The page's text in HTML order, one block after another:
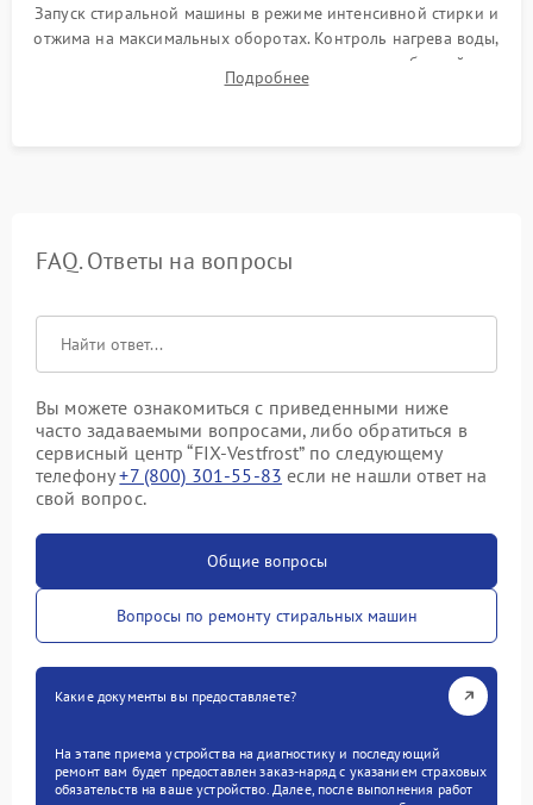
Запуск стиральной машины в режиме интенсивной стирки и
отжима на максимальных оборотах. Контроль нагрева воды,
корректности слива, отсутствия излишних вибраций,
посторонних стуков и протечек под корпусом.
Подробнее
FAQ. Ответы на вопросы
Вы можете ознакомиться с приведенными ниже
часто задаваемыми вопросами, либо обратиться в
сервисный центр “FIX-Vestfrost” по следующему
телефону+7 (800) 301-55-83 если не нашли ответ на
свой вопрос.
Общие вопросы
Вопросы по ремонту стиральных машин
Какие документы вы предоставляете?
На этапе приема устройства на диагностику и последующий
ремонт вам будет предоставлен заказ-наряд с указанием страховых
обязательств на ваше устройство. Далее, после выполнения работ